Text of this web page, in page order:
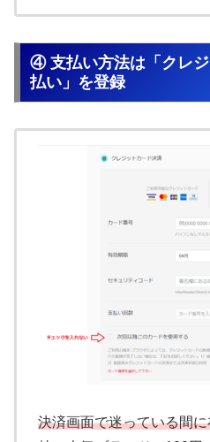
④ 支払い方法は「クレ
払い」を登録
決済画面で迷っている間